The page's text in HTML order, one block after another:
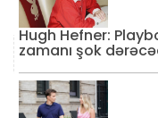
Hugh Hefner:
zamanı şok